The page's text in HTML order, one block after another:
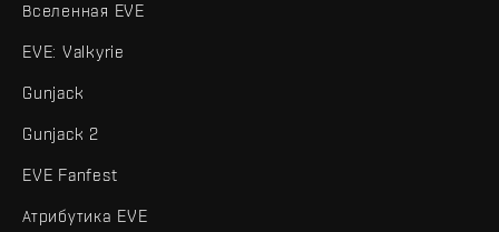
Вселенная EVE
EVE: Valkyrie
Gunjack
Gunjack 2
EVE Fanfest
Атрибутика EVE